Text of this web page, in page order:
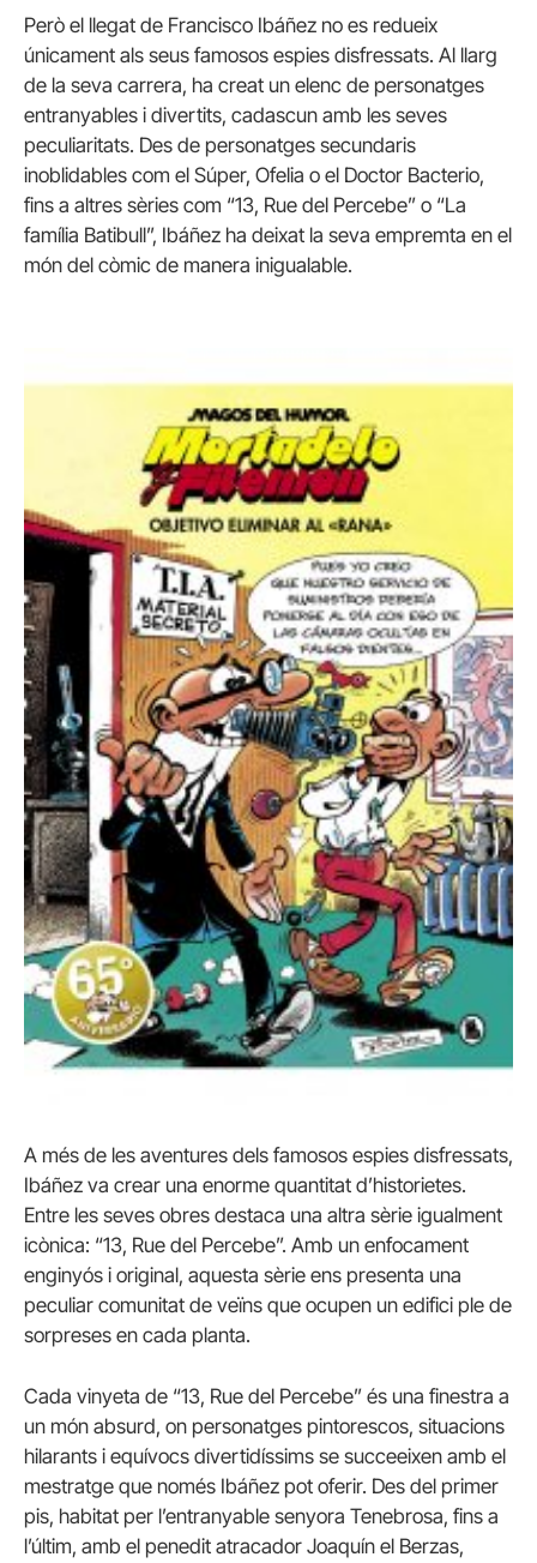
Però el llegat de Francisco Ibáñez no es redueix
únicament als seus famosos espies disfressats. Al llarg
de la seva carrera, ha creat un elenc de personatges
entranyables i divertits, cadascun amb les seves
peculiaritats. Des de personatges secundaris
inoblidables com el Súper, Ofelia o el Doctor Bacterio,
fins a altres sèries com “13, Rue del Percebe” o “La
família Batibull”, Ibáñez ha deixat la seva empremta en el
món del còmic de manera inigualable.
A més de les aventures dels famosos espies disfressats,
Ibáñez va crear una enorme quantitat d’historietes.
Entre les seves obres destaca una altra sèrie igualment
icònica: “13, Rue del Percebe”. Amb un enfocament
enginyós i original, aquesta sèrie ens presenta una
peculiar comunitat de veïns que ocupen un edifici ple de
sorpreses en cada planta.
Cada vinyeta de “13, Rue del Percebe” és una finestra a
un món absurd, on personatges pintorescos, situacions
hilarants i equívocs divertidíssims se succeeixen amb el
mestratge que només Ibáñez pot oferir. Des del primer
pis, habitat per l’entranyable senyora Tenebrosa, fins a
l’últim, amb el penedit atracador Joaquín el Berzas,